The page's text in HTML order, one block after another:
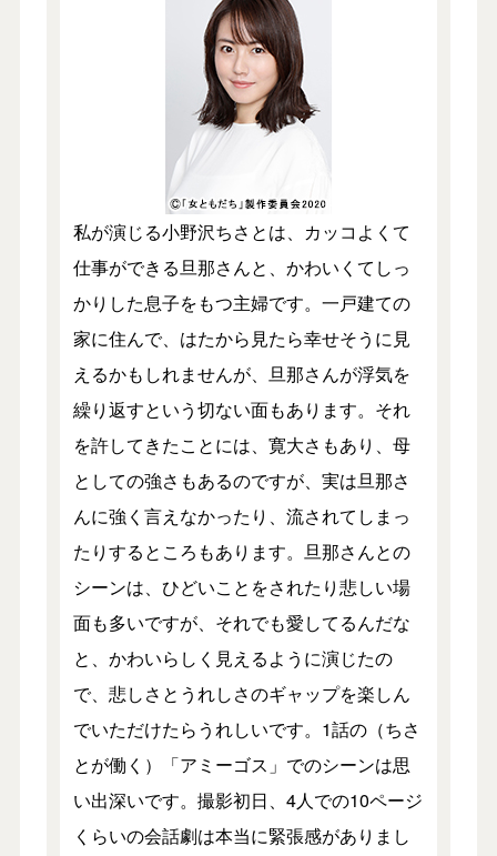
私が演じる小野沢ちさとは、カッコよくて
仕事ができる旦那さんと、かわいくてしっ
かりした息子をもつ主婦です。一戸建ての
家に住んで、はたから見たら幸せそうに見
えるかもしれませんが、旦那さんが浮気を
繰り返すという切ない面もあります。それ
を許してきたことには、寛大さもあり、母
としての強さもあるのですが、実は旦那さ
んに強く言えなかったり、流されてしまっ
たりするところもあります。旦那さんとの
シーンは、ひどいことをされたり悲しい場
面も多いですが、それでも愛してるんだな
と、かわいらしく見えるように演じたの
で、悲しさとうれしさのギャップを楽しん
でいただけたらうれしいです。1話の（ちさ
とが働く）「アミーゴス」でのシーンは思
い出深いです。撮影初日、4人での10ページ
くらいの会話劇は本当に緊張感がありまし